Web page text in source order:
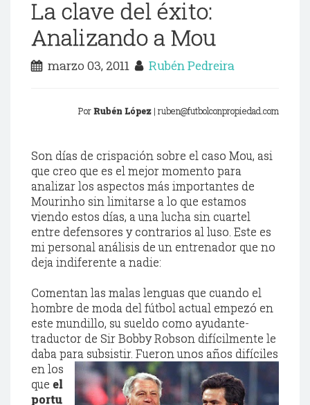
La clave del éxito:
Analizando a Mou
marzo 03, 2011 Rubén Pedreira
PorRubén López | ruben@futbolconpropiedad.com
Son días de crispación sobre el caso Mou, asi
que creo que es el mejor momento para
analizar los aspectos más importantes de
Mourinho sin limitarse a lo que estamos
viendo estos días, a una lucha sin cuartel
entre defensores y contrarios al luso. Este es
mi personal análisis de un entrenador que no
deja indiferente a nadie:
Comentan las malas lenguas que cuando el
hombre de moda del fútbol actual empezó en
este mundillo, su sueldo como ayudante-
traductor de Sir Bobby Robson difícilmente le
daba para subsistir. Fueron unos años difíciles
en los
que el
portu